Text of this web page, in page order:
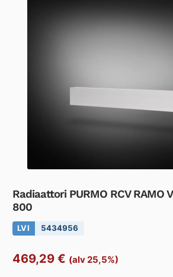
Radiaattori PURMO RCV RAMO
800
LVI 5434956
469,29 € (alv 25,5%)